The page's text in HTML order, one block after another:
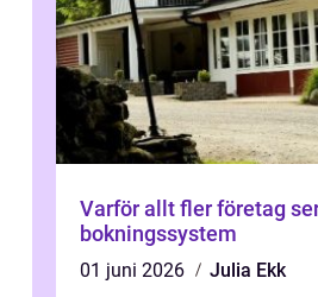
Varför allt fler företag
bokningssystem
01 juni 2026
Julia Ekk